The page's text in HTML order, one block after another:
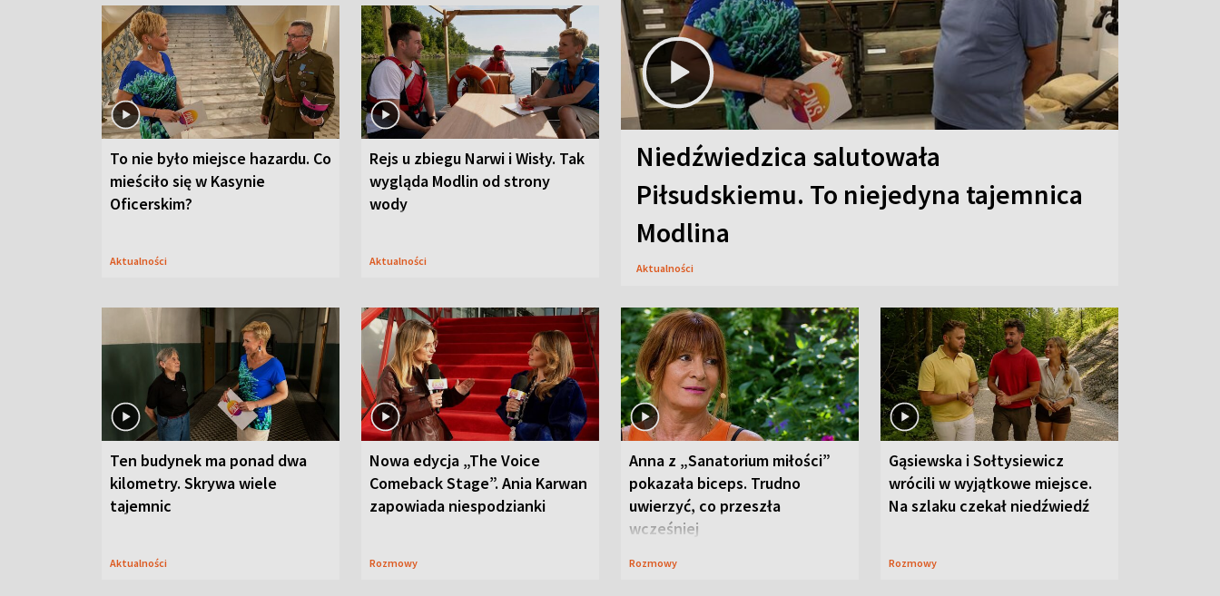
To nie było miejsce hazardu. Co
mieściło się w Kasynie
Oficerskim?
Aktualności
Rejs u zbiegu Narwi i Wisły. Tak
wygląda Modlin od strony
wody
Aktualności
Niedźwiedzica salutowała
Piłsudskiemu. To niejedyna tajemnica
Modlina
Aktualności
Ten budynek ma ponad dwa
kilometry. Skrywa wiele
tajemnic
Aktualności
Nowa edycja „The Voice
Comeback Stage”. Ania Karwan
zapowiada niespodzianki
Rozmowy
Anna z „Sanatorium miłości”
pokazała biceps. Trudno
uwierzyć, co przeszła
wcześniej
Rozmowy
Gąsiewska i Sołtysiewicz
wrócili w wyjątkowe miejsce.
Na szlaku czekał niedźwiedź
Rozmowy